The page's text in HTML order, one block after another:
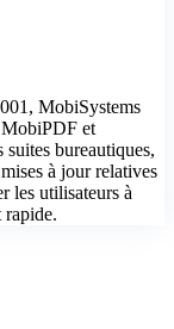
MobiSystems
et
bureautiques,
à jour relatives
les utilisateurs à
rapide.